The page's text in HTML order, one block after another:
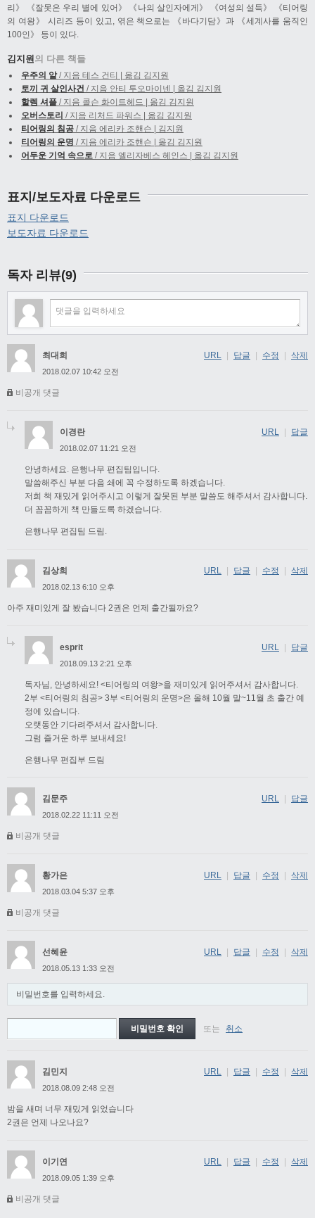
리》 《잘못은 우리 별에 있어》 《나의 살인자에게》 《여성의 설득》 《티어링
의 여왕》 시리즈 등이 있고, 엮은 책으로는 《바다기담》과 《세계사를 움직인
100인》 등이 있다.
김지원 의 다른 책들
우주의 알/ 지음 테스 건티 | 옮김 김지원
토끼 귀 살인사건 / 지음 안티 투오마이넨 | 옮김 김지원
할렘 셔플 / 지음 콜슨 화이트헤드 | 옮김 김지원
오버스토리 / 지음 리처드 파워스 | 옮김 김지원
티어링의 침공 / 지음 에리카 조핸슨 | 김지원
티어링의 운명 / 지음 에리카 조핸슨 | 옮김 김지원
어두운 기억 속으로 / 지음 엘리자베스 헤인스 | 옮김 김지원
표지/보도자료 다운로드
표지 다운로드
보도자료 다운로드
독자 리뷰(9)
최대희
2018.02.07 10:42 오전
비공개 댓글
URL 답글 수정 삭제
이경란
2018.02.07 11:21 오전
안녕하세요. 은행나무 편집팀입니다.
말씀해주신 부분 다음 쇄에 꼭 수정하도록 하겠습니다.
저희 책 재밌게 읽어주시고 이렇게 잘못된 부분 말씀도 해주셔서 감사합니다.
더 꼼꼼하게 책 만들도록 하겠습니다.
은행나무 편집팀 드림.
URL 답글
김상희
2018.02.13 6:10 오후
아주 재미있게 잘 봤습니다 2권은 언제 출간될까요?
URL | 답글 | 수정 | 삭제
esprit
2018.09.13 2:21 오후
독자님, 안녕하세요! <티어링의 여왕>을 재미있게 읽어주셔서 감사합니다.
2부 <티어링의 침공> 3부 <티어링의 운명>은 올해 10월 말~11월 초 출간 예
정에 있습니다.
오랫동안 기다려주셔서 감사합니다.
그럼 즐거운 하루 보내세요!
은행나무 편집부 드림
URL | 답글
김문주
2018.02.22 11:11 오전
비공개 댓글
URL 답글
황가은
2018.03.04 5:37 오후
비공개 댓글
URL 답글 수정 삭제
선혜윤
2018.05.13 1:33 오전
비밀번호를 입력하세요.
또는 취소
URL 답글 수정 삭제
김민지
2018.08.09 2:48 오전
밤을 새며 너무 재밌게 읽었습니다
2권은 언제 나오나요?
URL 답글 수정 삭제
이기연
2018.09.05 1:39 오후
비공개 댓글
URL 답글 수정 삭제